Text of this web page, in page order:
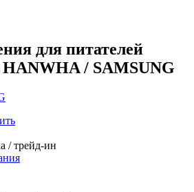
для питателей
/ SAMSUNG
/ трейд-ин